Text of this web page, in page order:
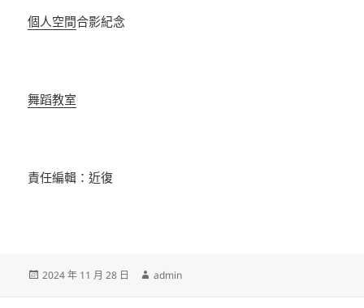
個人空間合影紀念
舞蹈教室
責任編輯：近復
發
2024 年 11 月 28 日
作
admin